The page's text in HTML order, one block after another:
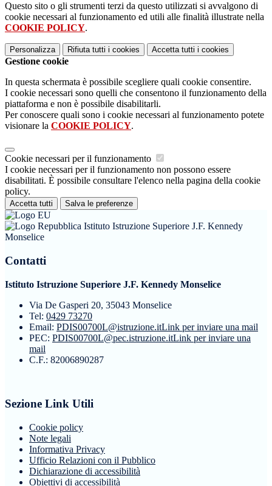
Questo sito o gli strumenti terzi da questo utilizzati si avvalgono di
cookie necessari al funzionamento ed utili alle finalità illustrate nella
COOKIE POLICY.
Personalizza Rifiuta tutti i cookies Accetta tutti i cookies
Gestione cookie
In questa schermata è possibile scegliere quali cookie consentire.
I cookie necessari sono quelli che consentono il funzionamento della
piattaforma e non è possibile disabilitarli.
Per conoscere quali sono i cookie necessari al funzionamento potete
visionare la COOKIE POLICY.
Cookie necessari per il funzionamento
I cookie necessari per il funzionamento non possono essere
disabilitati. È possibile consultare l'elenco nella pagina della cookie
policy.
Accetta tutti Salva le preferenze
Istituto Istruzione Superiore J.F. Kennedy
Monselice
Contatti
Istituto Istruzione Superiore J.F. Kennedy Monselice
Via De Gasperi 20, 35043 Monselice
Tel: 0429 73270
Email: PDIS00700L@istruzione.itLink per inviare una mail
PEC: PDIS00700L@pec.istruzione.itLink per inviare una
mail
C.F.: 82006890287
Sezione Link Utili
Cookie policy
Note legali
Informativa Privacy
Ufficio Relazioni con il Pubblico
Dichiarazione di accessibilità
Obiettivi di accessibilità